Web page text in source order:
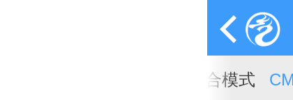
CMA全球集合模式